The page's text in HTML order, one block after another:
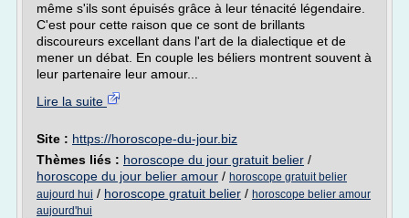
même s'ils sont épuisés grâce à leur ténacité légendaire.
C'est pour cette raison que ce sont de brillants
discoureurs excellant dans l'art de la dialectique et de
mener un débat. En couple les béliers montrent souvent à
leur partenaire leur amour...
Lire la suite
Site : https://horoscope-du-jour.biz
Thèmes liés : horoscope du jour gratuit belier /
horoscope du jour belier amour / horoscope gratuit belier
aujourd hui / horoscope gratuit belier / horoscope belier amour
aujourd'hui